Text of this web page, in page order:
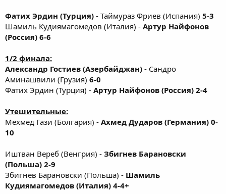
Фатих Эрдин (Турция) - Таймураз Фриев (Испания) 5-3
Шамиль Кудиямагомедов (Италия) - Артур Найфонов
(Россия) 6-6
1/2 финала:
Александр Гостиев (Азербайджан) - Сандро
Аминашвили (Грузия) 6-0
Фатих Эрдин (Турция) - Артур Найфонов (Россия) 2-4
Утешительные:
Мехмед Гази (Болгария) - Ахмед Дударов (Германия) 0-
10
Иштван Вереб (Венгрия) - Збигнев Барановски
(Польша) 2-9
Збигнев Барановски (Польша) - Шамиль
Кудиямагомедов (Италия) 4-4+